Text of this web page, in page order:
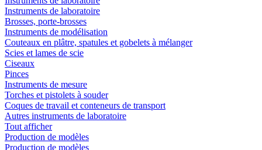
Instruments de laboratoire
Brosses, porte-brosses
Instruments de modélisation
Couteaux en plâtre, spatules et gobelets à mélanger
Scies et lames de scie
Ciseaux
Pinces
Instruments de mesure
Torches et pistolets à souder
Coques de travail et conteneurs de transport
Autres instruments de laboratoire
Tout afficher
Production de modèles
Production de modèles